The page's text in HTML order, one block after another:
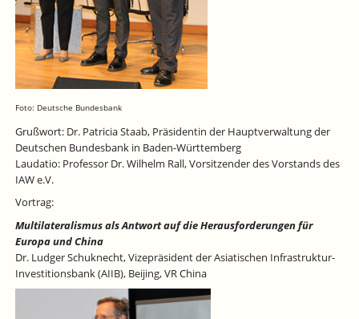
Foto: Deutsche Bundesbank
Grußwort: Dr. Patricia Staab, Präsidentin der Hauptverwaltung der
Deutschen Bundesbank in Baden-Württemberg
Laudatio: Professor Dr. Wilhelm Rall, Vorsitzender des Vorstands des
IAW e.V.
Vortrag:
Multilateralismus als Antwort auf die Herausforderungen für
Europa und China
Dr. Ludger Schuknecht, Vizepräsident der Asiatischen Infrastruktur-
Investitionsbank (AIIB), Beijing, VR China